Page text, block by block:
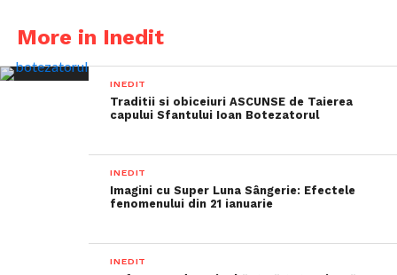
More in Inedit
INEDIT
Traditii si obiceiuri ASCUNSE de Taierea
capului Sfantului Ioan Botezatorul
INEDIT
Imagini cu Super Luna Sângerie: Efectele
fenomenului din 21 ianuarie
INEDIT